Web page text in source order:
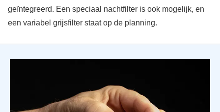
geïntegreerd. Een speciaal nachtfilter is ook mogelijk, en
een variabel grijsfilter staat op de planning.